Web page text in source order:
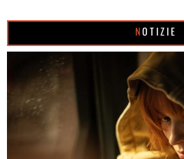
NOTIZIE